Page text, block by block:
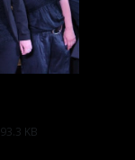
93.3 KB